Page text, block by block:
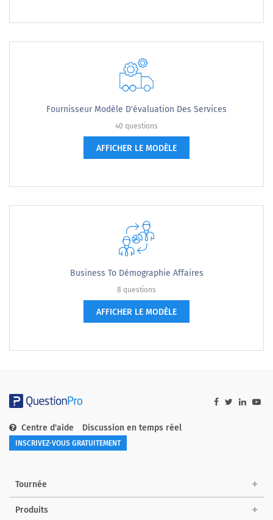
Fournisseur Modèle D'évaluation Des Services
40 questions
AFFICHER LE MODÈLE
Business To Démographie Affaires
8 questions
AFFICHER LE MODÈLE
Centre d'aide Discussion en temps réel
INSCRIVEZ-VOUS GRATUITEMENT
Tournée
Produits